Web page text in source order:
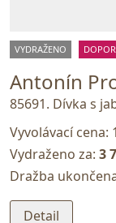
VYDRAŽENO
Antonín
85691. Dívka s
Vyvolávací cena:
Vydraženo za: 3
Dražba
Detail